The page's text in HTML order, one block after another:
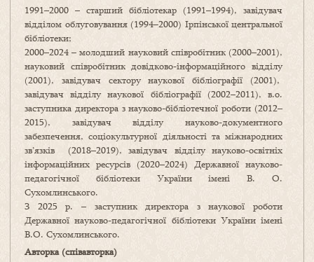
1991–2000 – старший бібліотекар (1991–1994), завідувач
відділом облуговування (1994–2000) Ірпінської центральної
бібліотеки;
2000–2024 – молодший науковий співробітник (2000–2001),
науковий співробітник довідково-інформаційного відділу
(2001), завідувач сектору наукової бібліографії (2001),
завідувач відділу наукової бібліографії (2002–2011), в.о.
заступника директора з науково-бібліотечної роботи (2012–
2015), завідувач відділу науково-документного
забезпечення, соціокультурної діяльності та міжнародних
зв’язків (2018–2019), завідувач відділу науково-освітніх
інформаційних ресурсів (2020–2024) Державної науково-
педагогічної бібліотеки України імені В. О.
Сухомлинського.
З 2025 р. – заступник директора з наукової роботи
Державної науково-педагогічної бібліотеки України імені
В.О. Сухомлинського.
Авторка (співавторка)